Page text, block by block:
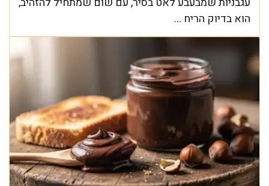
הוא בדיוק הריח ...